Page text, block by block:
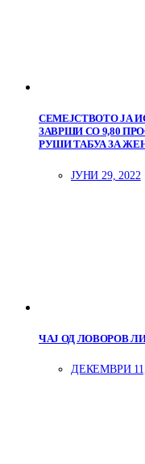
СЕМЕЈСТВОТО ЈА
ЗАВРШИ СО 9,80
РУШИ ТАБУА ЗА
ЈУНИ 29, 2022
ЧАЈ ОД ЛОВОРОВ
ДЕКЕМВРИ